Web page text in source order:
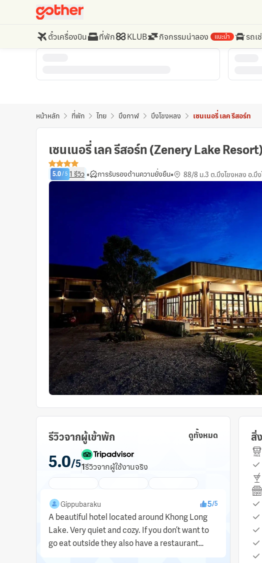
ตั๋วเครื่องบิน ที่พัก KLUB กิจกรรมน่าลอง แนะนำ รถเ
หน้าหลัก ที่พัก ไทย บึงกาฬ บึงโขงหลง เซนเนอรี่ เลค รีสอร์ท
เซนเนอรี่ เลค รีสอร์ท (Zenery Lake
5.0/5 1 รีวิว • การรับรองด้านความยั่งยืน• 88/8 ม.3 ต.บึงโขงหลง อ.บึ
รีวิวจากผู้เข้าพัก ดูทั้งหมด
5.0/51รีวิวจากผู้ใช้งานจริง
Gippubaraku 5/5
A beautiful hotel located around Khong Long
Lake. Very quiet and cozy. If you don’t want to
go eat outside they also have a restaurant
สิ่